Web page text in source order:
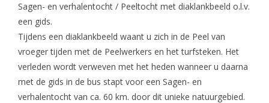
Sagen- en verhalentocht / Peeltocht met diaklankbeeld o.l.v.
een gids.
Tijdens een diaklankbeeld waant u zich in de Peel van
vroeger tijden met de Peelwerkers en het turfsteken. Het
verleden wordt verweven met het heden wanneer u daarna
met de gids in de bus stapt voor een Sagen- en
verhalentocht van ca. 60 km. door dit unieke natuurgebied.